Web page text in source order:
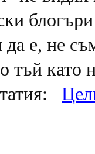
е, не
тъй